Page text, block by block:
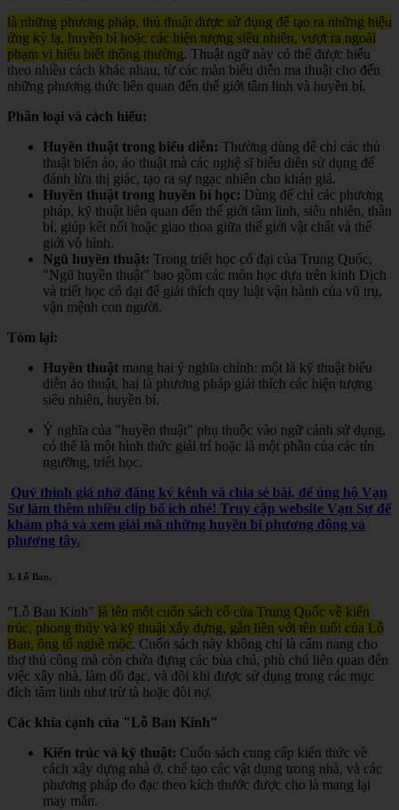
là những phương pháp, thủ thuật được sử dụng để tạo ra những hiệu
ứng kỳ lạ, huyền bí hoặc các hiện tượng siêu nhiên, vượt ra ngoài
phạm vi hiểu biết thông thường. Thuật ngữ này có thể được hiểu
theo nhiều cách khác nhau, từ các màn biểu diễn ma thuật cho đến
những phương thức liên quan đến thế giới tâm linh và huyền bí.
Phân loại và cách hiểu:
Huyền thuật trong biểu diễn: Thường dùng để chỉ các thủ
thuật biến ảo, ảo thuật mà các nghệ sĩ biểu diễn sử dụng để
đánh lừa thị giác, tạo ra sự ngạc nhiên cho khán giả.
Huyền thuật trong huyền bí học: Dùng để chỉ các phương
pháp, kỹ thuật liên quan đến thế giới tâm linh, siêu nhiên, thần
bí, giúp kết nối hoặc giao thoa giữa thế giới vật chất và thế
giới vô hình.
Ngũ huyền thuật: Trong triết học cổ đại của Trung Quốc,
"Ngũ huyền thuật" bao gồm các môn học dựa trên kinh Dịch
và triết học cổ đại để giải thích quy luật vận hành của vũ trụ,
vận mệnh con người.
Tóm lại:
Huyền thuật mang hai ý nghĩa chính: một là kỹ thuật biểu
diễn ảo thuật, hai là phương pháp giải thích các hiện tượng
siêu nhiên, huyền bí.
Ý nghĩa của "huyền thuật" phụ thuộc vào ngữ cảnh sử dụng,
có thể là một hình thức giải trí hoặc là một phần của các tín
ngưỡng, triết học.
Quý thính giả nhớ đăng ký kênh và chia sẻ bài, để ủng hộ Vạn
Sự làm thêm nhiều clip bổ ích nhé! Truy cập website Vạn Sự để
khám phá và xem giải mã những huyền bí phương đông và
phương tây.
3. Lỗ Ban.
"Lỗ Ban Kinh" là tên một cuốn sách cổ của Trung Quốc về kiến
trúc, phong thủy và kỹ thuật xây dựng, gắn liền với tên tuổi của Lỗ
Ban, ông tổ nghề mộc. Cuốn sách này không chỉ là cẩm nang cho
thợ thủ công mà còn chứa đựng các bùa chú, phù chú liên quan đến
việc xây nhà, làm đồ đạc, và đôi khi được sử dụng trong các mục
đích tâm linh như trừ tà hoặc đòi nợ.
Các khía cạnh của "Lỗ Ban Kinh"
Kiến trúc và kỹ thuật: Cuốn sách cung cấp kiến thức về
cách xây dựng nhà ở, chế tạo các vật dụng trong nhà, và các
phương pháp đo đạc theo kích thước được cho là mang lại
may mắn.